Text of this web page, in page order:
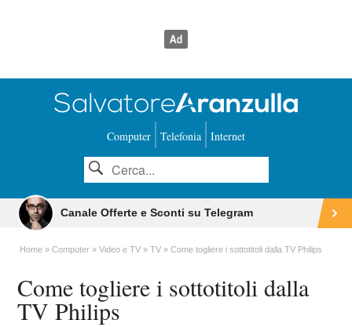
Computer Telefonia Internet
Canale Offerte e Sconti su Telegram
Home Computer Video e TV TV Come togliere i sottotitoli dalla TV Philips
Come togliere i sottotitoli dalla
TV Philips